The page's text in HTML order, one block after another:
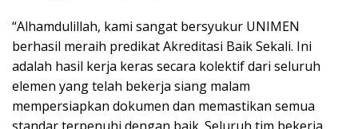
“Alhamdulillah, kami sangat bersyukur UNIMEN
berhasil meraih predikat Akreditasi Baik Sekali. Ini
adalah hasil kerja keras secara kolektif dari seluruh
elemen yang telah bekerja siang malam
mempersiapkan dokumen dan memastikan semua
standar terpenuhi dengan baik. Seluruh tim bekerja